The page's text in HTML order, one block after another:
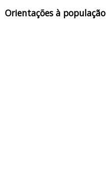
Orientações à população